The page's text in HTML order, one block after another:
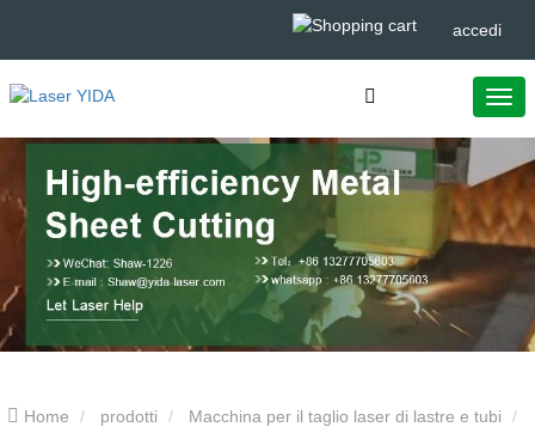
accedi
Home prodotti Macchina per il taglio laser di lastre e tubi